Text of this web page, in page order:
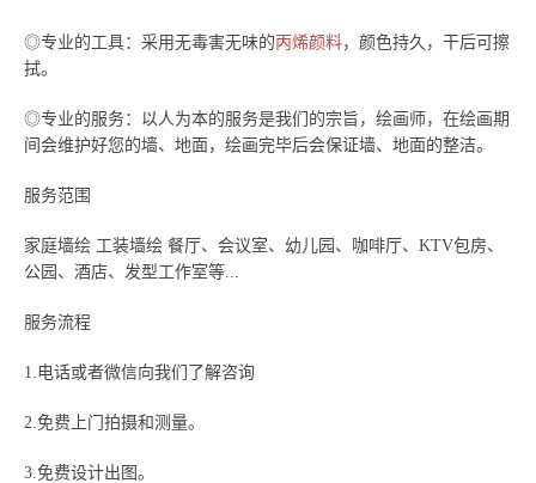
◎专业的工具：采用无毒害无味的丙烯颜料，颜色持久，干后可擦
拭。
◎专业的服务：以人为本的服务是我们的宗旨，绘画师，在绘画期
间会维护好您的墙、地面，绘画完毕后会保证墙、地面的整洁。
服务范围
家庭墙绘 工装墙绘 餐厅、会议室、幼儿园、咖啡厅、KTV包房、
公园、酒店、发型工作室等...
服务流程
1.电话或者微信向我们了解咨询
2.免费上门拍摄和测量。
3.免费设计出图。